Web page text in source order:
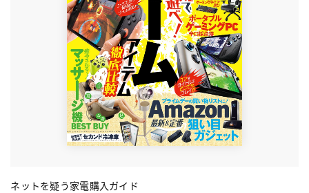
ネットを疑う家電購入ガイド